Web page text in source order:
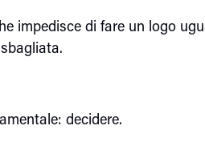
impedisce di fare un logo
decidere.